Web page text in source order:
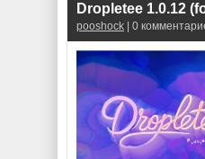
Dropletee 1.0.12
pooshock | 0